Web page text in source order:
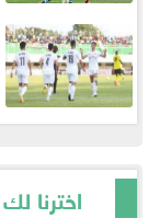
اخترنا لك